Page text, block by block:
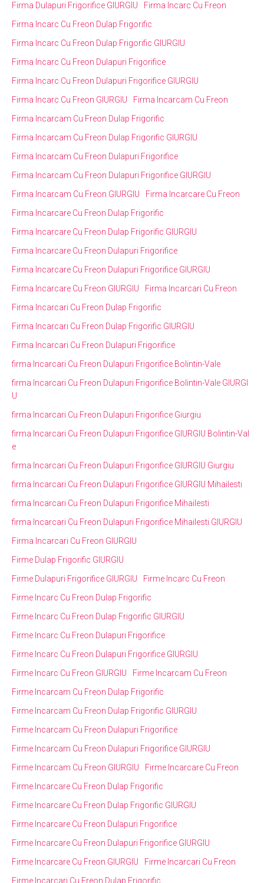
Firma Dulapuri Frigorifice GIURGIU
Firma Incarc Cu Freon
Firma Incarc Cu Freon Dulap Frigorific
Firma Incarc Cu Freon Dulap Frigorific GIURGIU
Firma Incarc Cu Freon Dulapuri Frigorifice
Firma Incarc Cu Freon Dulapuri Frigorifice GIURGIU
Firma Incarc Cu Freon GIURGIU
Firma Incarcam Cu Freon
Firma Incarcam Cu Freon Dulap Frigorific
Firma Incarcam Cu Freon Dulap Frigorific GIURGIU
Firma Incarcam Cu Freon Dulapuri Frigorifice
Firma Incarcam Cu Freon Dulapuri Frigorifice GIURGIU
Firma Incarcam Cu Freon GIURGIU
Firma Incarcare Cu Freon
Firma Incarcare Cu Freon Dulap Frigorific
Firma Incarcare Cu Freon Dulap Frigorific GIURGIU
Firma Incarcare Cu Freon Dulapuri Frigorifice
Firma Incarcare Cu Freon Dulapuri Frigorifice GIURGIU
Firma Incarcare Cu Freon GIURGIU
Firma Incarcari Cu Freon
Firma Incarcari Cu Freon Dulap Frigorific
Firma Incarcari Cu Freon Dulap Frigorific GIURGIU
Firma Incarcari Cu Freon Dulapuri Frigorifice
firma Incarcari Cu Freon Dulapuri Frigorifice Bolintin-Vale
firma Incarcari Cu Freon Dulapuri Frigorifice Bolintin-Vale GIURGI
U
firma Incarcari Cu Freon Dulapuri Frigorifice Giurgiu
firma Incarcari Cu Freon Dulapuri Frigorifice GIURGIU Bolintin-Val
e
firma Incarcari Cu Freon Dulapuri Frigorifice GIURGIU Giurgiu
firma Incarcari Cu Freon Dulapuri Frigorifice GIURGIU Mihailesti
firma Incarcari Cu Freon Dulapuri Frigorifice Mihailesti
firma Incarcari Cu Freon Dulapuri Frigorifice Mihailesti GIURGIU
Firma Incarcari Cu Freon GIURGIU
Firme Dulap Frigorific GIURGIU
Firme Dulapuri Frigorifice GIURGIU
Firme Incarc Cu Freon
Firme Incarc Cu Freon Dulap Frigorific
Firme Incarc Cu Freon Dulap Frigorific GIURGIU
Firme Incarc Cu Freon Dulapuri Frigorifice
Firme Incarc Cu Freon Dulapuri Frigorifice GIURGIU
Firme Incarc Cu Freon GIURGIU
Firme Incarcam Cu Freon
Firme Incarcam Cu Freon Dulap Frigorific
Firme Incarcam Cu Freon Dulap Frigorific GIURGIU
Firme Incarcam Cu Freon Dulapuri Frigorifice
Firme Incarcam Cu Freon Dulapuri Frigorifice GIURGIU
Firme Incarcam Cu Freon GIURGIU
Firme Incarcare Cu Freon
Firme Incarcare Cu Freon Dulap Frigorific
Firme Incarcare Cu Freon Dulap Frigorific GIURGIU
Firme Incarcare Cu Freon Dulapuri Frigorifice
Firme Incarcare Cu Freon Dulapuri Frigorifice GIURGIU
Firme Incarcare Cu Freon GIURGIU
Firme Incarcari Cu Freon
Firme Incarcari Cu Freon Dulap Frigorific